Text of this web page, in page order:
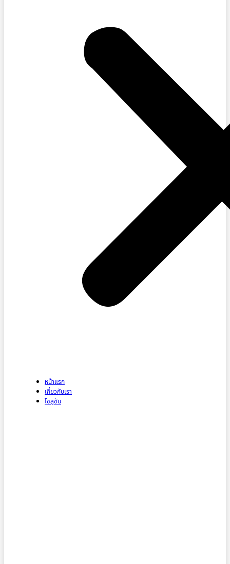
หน้าแรก
เกี่ยวกับเรา
โซลูชัน